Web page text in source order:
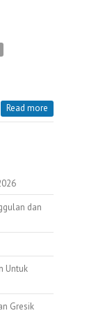
Read more
dan
Untuk
Gresik